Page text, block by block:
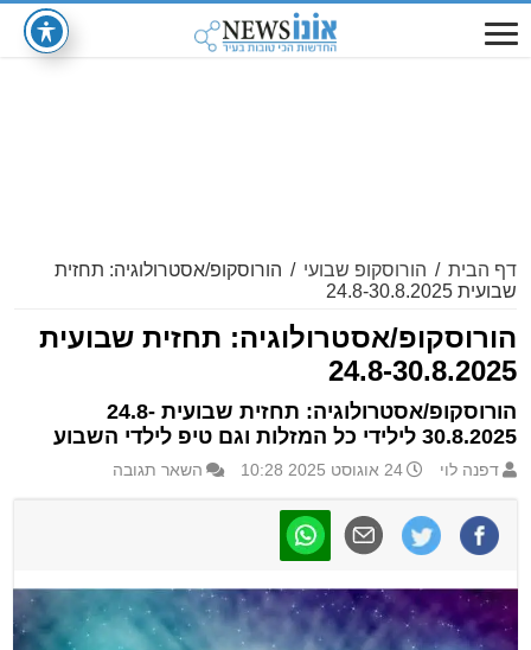
דף הבית / הורוסקופ שבועי / הורוסקופ/אסטרולוגיה: תחזית
שבועית 24.8-30.8.2025
הורוסקופ/אסטרולוגיה: תחזית שבועית
24.8-30.8.2025
הורוסקופ/אסטרולוגיה: תחזית שבועית 24.8-
30.8.2025 לילידי כל המזלות וגם טיפ לילדי השבוע
דפנה לוי 24 אוגוסט 2025 10:28 השאר תגובה